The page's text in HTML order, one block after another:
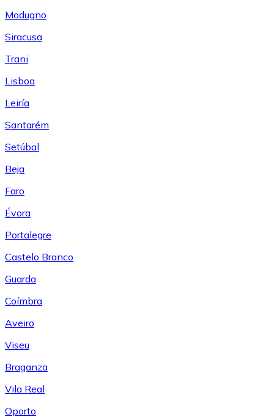
Modugno
Siracusa
Trani
Lisboa
Leiría
Santarém
Setúbal
Beja
Faro
Évora
Portalegre
Castelo Branco
Guarda
Coímbra
Aveiro
Viseu
Braganza
Vila Real
Oporto